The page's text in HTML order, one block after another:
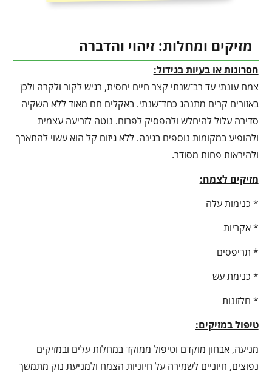
מזיקים ומחלות: זיהוי והדברה
חסרונות או בעיות בגידול:
צמח עונתי עד רב־שנתי קצר חיים יחסית, רגיש לקור ולקרה ולכן
באזורים קרים מתנהג כחד־שנתי. באקלים חם מאוד ללא השקיה
סדירה עלול להיחלש ולהפסיק לפרוח. נוטה לזריעה עצמית
ולהופיע במקומות נוספים בגינה. ללא גיזום קל הוא עשוי להתארך
ולהיראות פחות מסודר.
מזיקים לצמח:
* כנימות עלה
* אקריות
* תריפסים
* כנימת עש
* חלזונות
טיפול במזיקים:
מניעה, אבחון מוקדם וטיפול ממוקד במחלות עלים ובמזיקים
נפוצים, חיוניים לשמירה על חיוניות הצמח ולמניעת נזק מתמשך